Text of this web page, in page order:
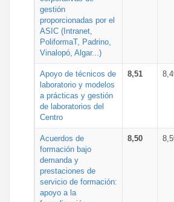
gestión
proporcionadas por el
ASIC (Intranet,
PoliformaT, Padrino,
Vinalopó, Algar...)
Apoyo de técnicos de
laboratorio y modelos
a prácticas y gestión
de laboratorios del
Centro
8,51
Acuerdos de
formación bajo
demanda y
prestaciones de
servicio de formación:
apoyo a la
8,50